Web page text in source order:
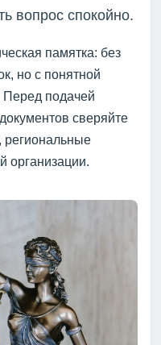
вопрос спокойно.
памятка: без
но с понятной
Перед подачей
сверяйте
региональные
организации.